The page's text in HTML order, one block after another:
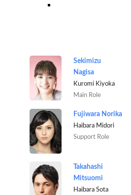
Sekimizu
Nagisa
Kuromi Kiyoka
Main Role
Fujiwara Norika
Haibara Midori
Support Role
Takahashi
Mitsuomi
Haibara Sota